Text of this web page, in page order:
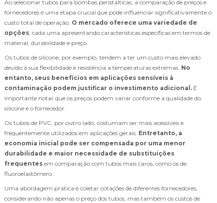
Ao selecionar tubos para bombas peristálticas, a comparação de preços e
fornecedores é uma etapa crucial que pode influenciar significativamente o
custo total de operação. O mercado oferece uma variedade de
opções, cada uma apresentando características específicas em termos de
material, durabilidade e preço.
Os tubos de silicone, por exemplo, tendem a ter um custo mais elevado
devido à sua flexibilidade e resistência a temperaturas extremas. No
entanto, seus benefícios em aplicações sensíveis à
contaminação podem justificar o investimento adicional. É
importante notar que os preços podem variar conforme a qualidade do
silicone e o fornecedor.
Os tubos de PVC, por outro lado, costumam ser mais acessíveis e
frequentemente utilizados em aplicações gerais. Entretanto, a
economia inicial pode ser compensada por uma menor
durabilidade e maior necessidade de substituições
frequentes em comparação com tubos mais caros, como os de
fluoroelastômero.
Uma abordagem prática é coletar cotações de diferentes fornecedores,
considerando não apenas o preço dos tubos, mas também os custos de